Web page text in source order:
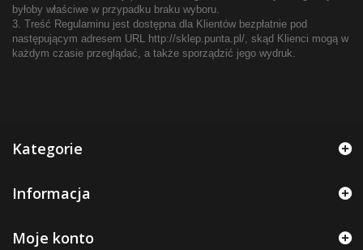
byłoby właściwe w przypadku braku wyboru.
3. Treść Regulaminu jest dostępna dla Klientów bezpłatnie pod
następującym adresem URL http://sklep.punta.pl/, skąd Klienci mogą w
każdym czasie przeglądać, a także sporządzić jego wydruk.
Kategorie
Informacja
Moje konto